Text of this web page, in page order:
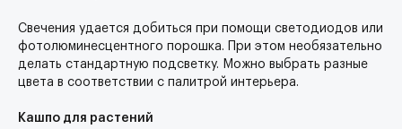
Свечения удается добиться при помощи светодиодов или
фотолюминесцентного порошка. При этом необязательно
делать стандартную подсветку. Можно выбрать разные
цвета в соответствии с палитрой интерьера.
Кашпо для растений